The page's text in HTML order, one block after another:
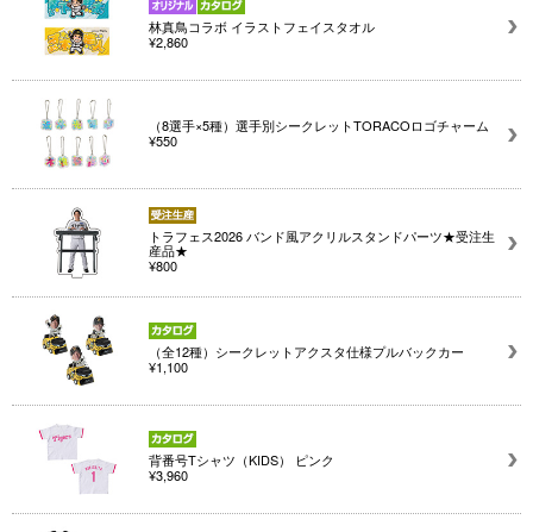
林真鳥コラボ イラストフェイスタオル
¥2,860
（8選手×5種）選手別シークレットTORACOロゴチャーム
¥550
トラフェス2026 バンド風アクリルスタンドパーツ★受注生
産品★
¥800
（全12種）シークレットアクスタ仕様プルバックカー
¥1,100
背番号Tシャツ（KIDS） ピンク
¥3,960